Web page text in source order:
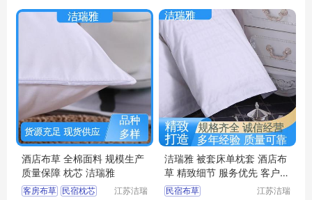
酒店布草
酒店布草 全棉面料 规模生产
质量保障 枕芯 洁瑞雅
客房布草 民宿枕芯
江苏洁瑞
洁瑞雅 被套床单枕套 酒店布
草 精致细节 服务优先 客户至
上
民宿布草
江苏洁瑞